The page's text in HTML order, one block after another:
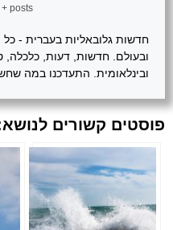
+ posts
חדשות גלובאליות בעברית -
ובעולם. חדשות, דעות, כלכלה,
ובינלאומית. התעדכנו במה
פוסטים קשורים